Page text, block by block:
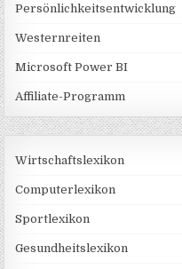
Persönlichkeitsentwicklung
Westernreiten
Microsoft Power BI
Affiliate-Programm
Wirtschaftslexikon
Computerlexikon
Sportlexikon
Gesundheitslexikon